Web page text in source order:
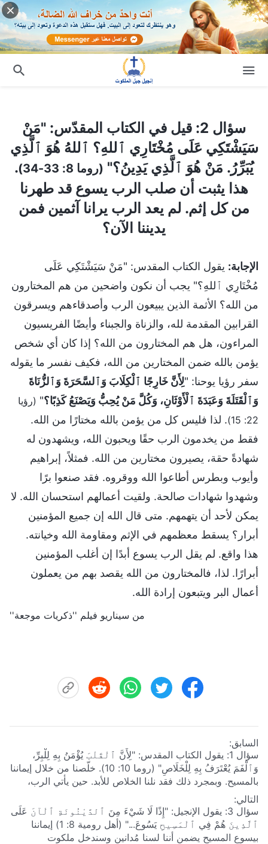
سؤال 2: قيل في الكتاب المقدّس: "مَنْ
سَيَشْتَكِي عَلَى مُخْتَارِي ٱللهِ؟ ٱللهُ هُوَ ٱلَّذِي
يُبَرِّرُ. مَنْ هُوَ ٱلَّذِي يَدِينُ؟" (روما 8: 33-34)
.
هذا يثبت أن صلب الرب يسوع قد طهرنا
من كل إثم. لم يعد الرب يرانا آثمين فمن
يديننا الآن؟
الإجابة: يقول الكتاب المقدس: "مَنْ سَيَشْتَكِي عَلَى
مُخْتَارِي ٱللهِ؟" يجب أن نكون واضحين من هم المختارون
من الله؟ الأثمة الذين يبيعون الرب وأصدقاءهم ويسرقون
القرابين المقدمة لله، والزناة والجبناء وأيضًا الفريسيون
المراءون، هل هم المختارون من الله؟ إذا كان أي شخص
يؤمن بالله ضمن المختارين من الله، فكيف نفسر ما يقوله
سفر رؤيا يوحنا: "لِأَنَّ خَارِجًا ٱلْكِلَابَ وَٱلسَّحَرَةَ وَٱلزُّنَاةَ
وَٱلْقَتَلَةَ وَعَبَدَةَ ٱلْأَوْثَانِ، وَكُلَّ مَنْ يُحِبُّ وَيَصْنَعُ كَذِبًا؟" (رؤيا
22: 15)
. لذا فليس كل من يؤمن بالله مختارًا من الله.
فقط من يخدمون الرب حقًا ويحبون الله، ويشهدون له
شهادةً حقة، يصيرون مختارين من الله. فمثلاً، إبراهيم
وأيوب وبطرس أطاعوا الله ووقروه. فقد صنعوا برًا
وشهدوا شهادات صالحة. ولقيت أعمالهم استحسان الله. لا
يمكن لأحد أن يتهمهم. متى قال الله إن جميع المؤمنين
أبرار؟ يسقط معظمهم في الإثم ومقاومة الله وخيانته.
هذا واقع. لم يقل الرب يسوع أبدًا إن أغلب المؤمنين
أبرارًا. لذا، فالمختارون من الله يقصد بهم من يعملون
أعمال البر ويتبعون إرادة الله.
من سيناريو فيلم ''ذكريات موجعة''
السابق:
سؤال 1: يقول الكتاب المقدس: "لِأَنَّ ٱلْقَلْبَ يُؤْمَنُ بِهِ لِلْبِرِّ،
وَٱلْفَمَ يُعْتَرَفُ بِهِ لِلْخَلَاصِ" (روما 10: 10)
. خلّصنا من خلال إيماننا
بالمسيح. وبمجرد ذلك فقد نلنا الخلاص للأبد. حين يأتي الرب،
سندخل ملكوت السموات.
التالي:
سؤال 3: يقول الإنجيل: "إِذًا لَا شَيْءَ مِنَ ٱلدَّيْنُونَةِ ٱلْآنَ عَلَى
ٱلَّذِينَ هُمْ فِي ٱلْمَسِيحِ يَسُوعَ..." (أهل رومية 8: 1)
إيماننا
بيسوع المسيح يضمن أننا لسنا مُدانين وسندخل ملكوت